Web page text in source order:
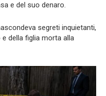
e del suo denaro.
segreti inquietanti,
della figlia morta alla